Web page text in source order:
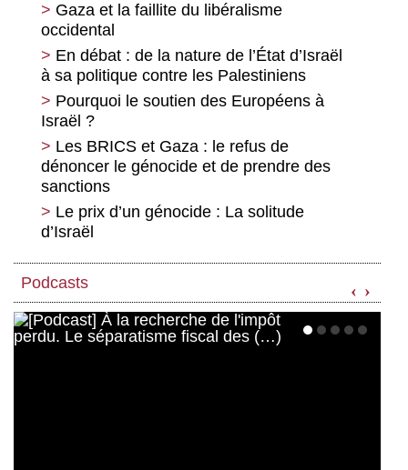
Le travail, variable d’ajustement des
recompositions productives
Enseignements d’une nouvelle convention
collective
La maladie chronique du système de
santé français : diagnostic et traitement
Centrale de Gardanne : Quand
l’utilisation de la biomasse cache la
déforestation
Tout compte fait, le capital culturel est un
capital comme les autres
Gaza et la faillite du libéralisme
occidental
En débat : de la nature de l’État d’Israël
à sa politique contre les Palestiniens
Pourquoi le soutien des Européens à
Israël ?
Les BRICS et Gaza : le refus de
dénoncer le génocide et de prendre des
sanctions
Le prix d’un génocide : La solitude
d’Israël
Podcasts ‹ ›